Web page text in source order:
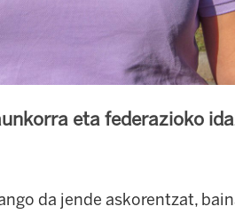
eta federazioko
da jende askorentzat,